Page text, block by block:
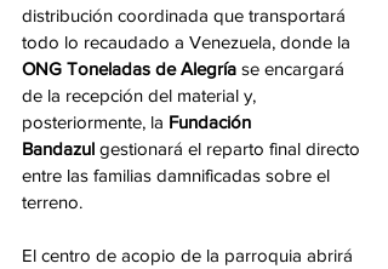
distribución coordinada que transportará
todo lo recaudado a Venezuela, donde la
ONG Toneladas de Alegría se encargará
de la recepción del material y,
posteriormente, la Fundación
Bandazul gestionará el reparto final directo
entre las familias damnificadas sobre el
terreno.
El centro de acopio de la parroquia abrirá